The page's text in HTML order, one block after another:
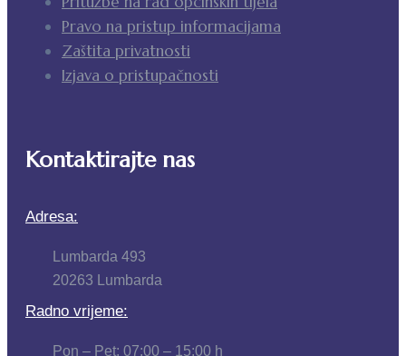
Pravo na pristup informacijama
Zaštita privatnosti
Izjava o pristupačnosti
Kontaktirajte nas
Adresa:
Lumbarda 493
20263 Lumbarda
Radno vrijeme:
Pon – Pet: 07:00 – 15:00 h